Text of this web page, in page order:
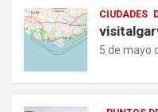
CIUDADES
5 de mayo